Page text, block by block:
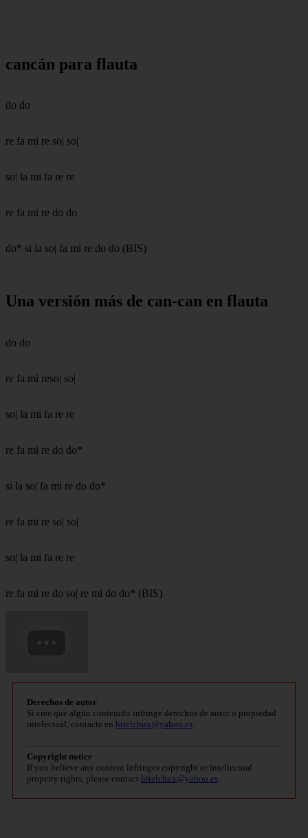
cancán para flauta
do do
re fa mi re so| so|
so| la mi fa re re
re fa mi re do do
do* si la so| fa mi re do do (BIS)
Una versión más de can-can en flauta
do do
re fa mi reso| so|
so| la mi fa re re
re fa mi re do do*
si la so| fa mi re do do*
re fa mi re so| so|
so| la mi fa re re
re fa mi re do so| re mi do do* (BIS)
Derechos de autor
Si cree que algún contenido infringe derechos de autor o propiedad
intelectual, contacte en bitelchux@yahoo.es.
Copyright notice
If you believe any content infringes copyright or intellectual
property rights, please contact bitelchux@yahoo.es.